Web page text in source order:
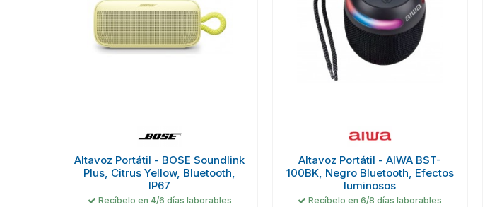
Altavoz Portátil - BOSE Soundlink
Plus, Citrus Yellow, Bluetooth,
IP67
Recíbelo en 4/6 días laborables
Altavoz Portátil - AIWA BST-
100BK, Negro Bluetooth, Efectos
luminosos
Recíbelo en 6/8 días laborables